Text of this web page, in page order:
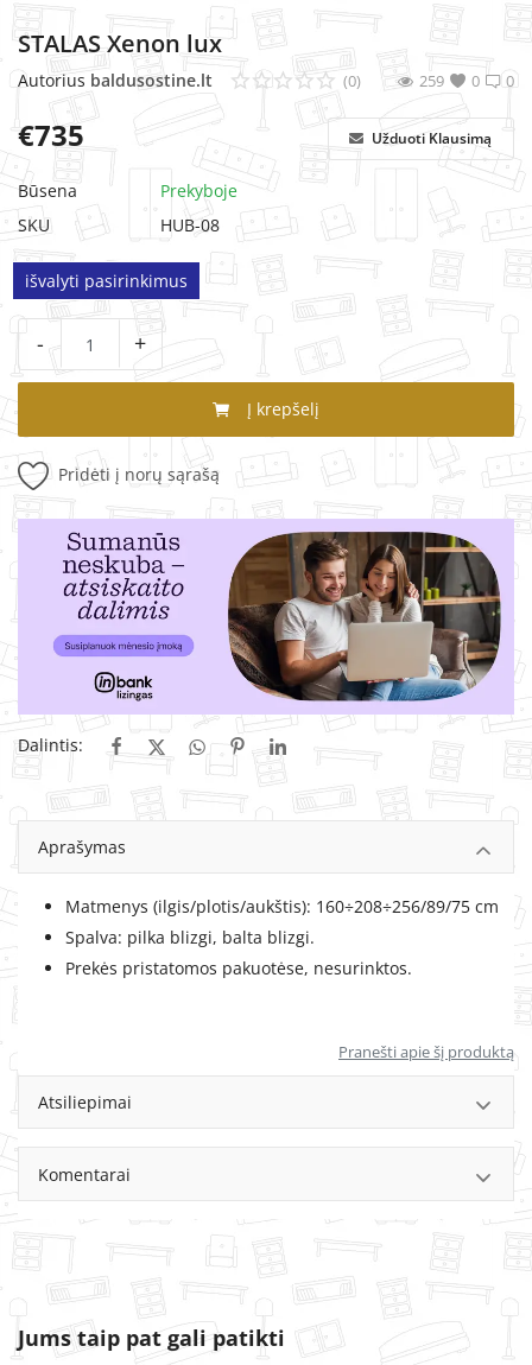
STALAS Xenon lux
Autorius baldusostine.lt 0
(0) 0
259
€735 Užduoti Klausimą
Būsena
Prekyboje
SKU
HUB-08
išvalyti pasirinkimus
- +
Į krepšelį
Pridėti į norų sąrašą
Dalintis:
Aprašymas
Matmenys (ilgis/plotis/aukštis): 160÷208÷256/89/75 cm
Spalva: pilka blizgi, balta blizgi.
Prekės pristatomos pakuotėse, nesurinktos.
Pranešti apie šį produktą
Atsiliepimai
Komentarai
Jums taip pat gali patikti